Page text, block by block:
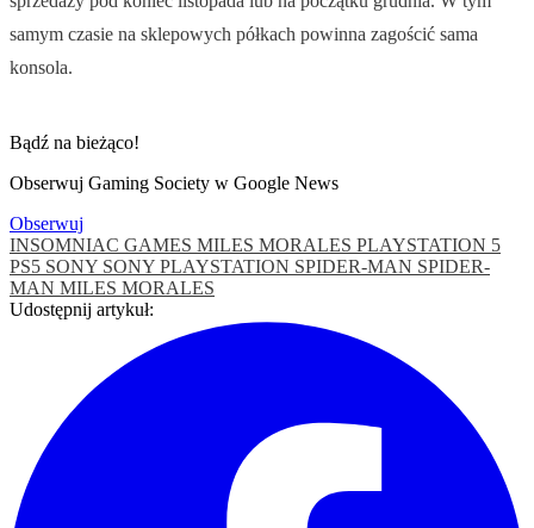
samym czasie na sklepowych półkach powinna zagościć sama
konsola.
Bądź na bieżąco!
Obserwuj Gaming Society w Google News
Obserwuj
INSOMNIAC GAMES MILES MORALES PLAYSTATION 5
PS5 SONY SONY PLAYSTATION SPIDER-MAN SPIDER-
MAN MILES MORALES
Udostępnij artykuł: